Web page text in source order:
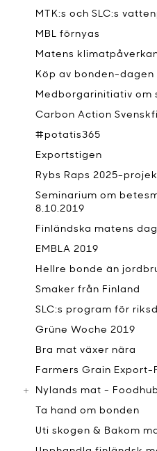
MTK:s och SLC:s
MBL förnyas
Matens
Köp av bonden-dagen
Medborgarinitiativ om
Carbon Action
#potatis365
Exportstigen
Rybs Raps 2025-
Seminarium om
8.10.2019
Finländska matens
EMBLA 2019
Hellre bonde än
Smaker från Finland
SLC:s program för
Grüne Woche 2019
Bra mat växer nära
Farmers Grain Export-
Nylands mat -
Ta hand om bonden
Uti skogen & Bakom